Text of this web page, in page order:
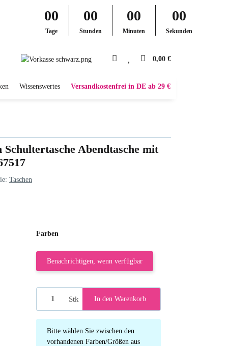
00
Tage
00
Stunden
00
Minuten
00
Sekunden
0,00 €
Wissenswertes Versandkostenfrei in DE ab 29 €
Abendtasche mit
Taschen
Farben
Benachrichtigen, wenn verfügbar
Stk In den Warenkorb
x
Bitte wählen Sie zwischen den
vorhandenen Farben/Größen aus